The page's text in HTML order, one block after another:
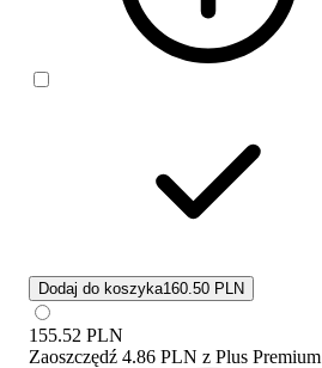
Dodaj do koszyka160.50 PLN
155.52 PLN
Zaoszczędź 4.86 PLN z Plus Premium